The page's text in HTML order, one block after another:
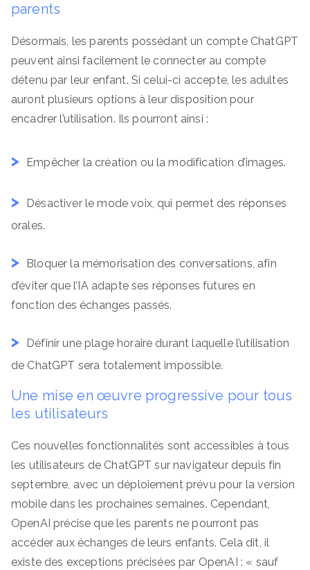
parents
Désormais, les parents possédant un compte ChatGPT
peuvent ainsi facilement le connecter au compte
détenu par leur enfant. Si celui-ci accepte, les adultes
auront plusieurs options à leur disposition pour
encadrer l’utilisation. Ils pourront ainsi :
Empêcher la création ou la modification d’images.
Désactiver le mode voix, qui permet des réponses
orales.
Bloquer la mémorisation des conversations, afin
d’éviter que l’IA adapte ses réponses futures en
fonction des échanges passés.
Définir une plage horaire durant laquelle l’utilisation
de ChatGPT sera totalement impossible.
Une mise en œuvre progressive pour tous
les utilisateurs
Ces nouvelles fonctionnalités sont accessibles à tous
les utilisateurs de ChatGPT sur navigateur depuis fin
septembre, avec un déploiement prévu pour la version
mobile dans les prochaines semaines. Cependant,
OpenAI précise que les parents ne pourront pas
accéder aux échanges de leurs enfants. Cela dit, il
existe des exceptions précisées par OpenAI : « sauf